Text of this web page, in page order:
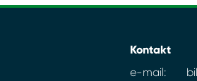
Kontakt
e-mail: